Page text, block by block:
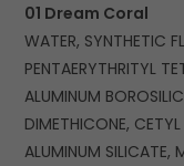
01 Dream Coral
WATER, SYNTHETIC
PENTAERYTHRITYL
ALUMINUM
DIMETHICONE,
ALUMINUM SILICATE,